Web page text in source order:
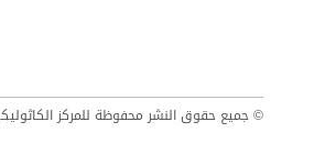
© جميع حقوق النشر محفوظة للمركز